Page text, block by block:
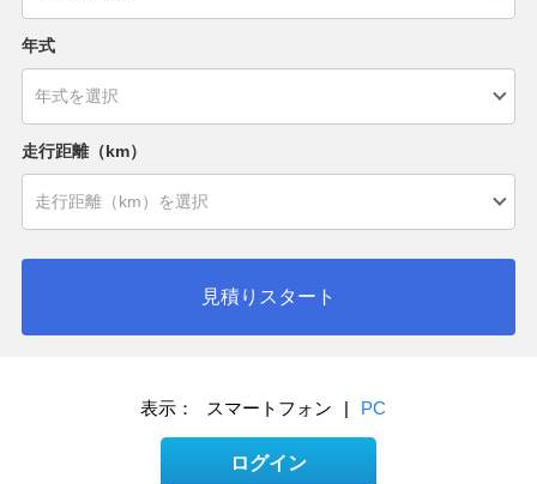
年式
走行距離（km）
見積りスタート
表示： スマートフォン | PC
ログイン